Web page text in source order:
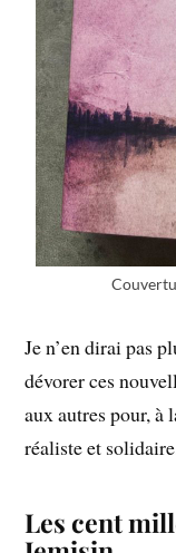
Je n’en dirai pas
dévorer ces
aux autres pour, à
réaliste et
Les cent